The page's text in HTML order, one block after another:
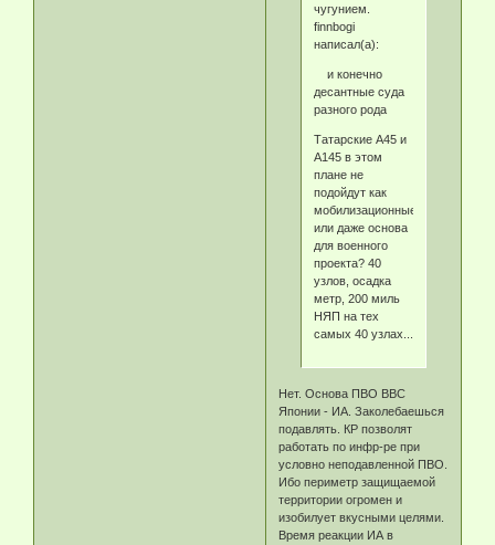
чугунием.
finnbogi
написал(а):
и конечно
десантные суда
разного рода
Татарские А45 и
А145 в этом
плане не
подойдут как
мобилизационные
или даже основа
для военного
проекта? 40
узлов, осадка
метр, 200 миль
НЯП на тех
самых 40 узлах...
Нет. Основа ПВО ВВС
Японии - ИА. Заколебаешься
подавлять. КР позволят
работать по инфр-ре при
условно неподавленной ПВО.
Ибо периметр защищаемой
территории огромен и
изобилует вкусными целями.
Время реакции ИА в